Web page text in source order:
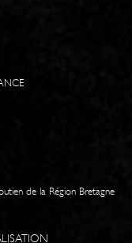
de la Région Bretagne